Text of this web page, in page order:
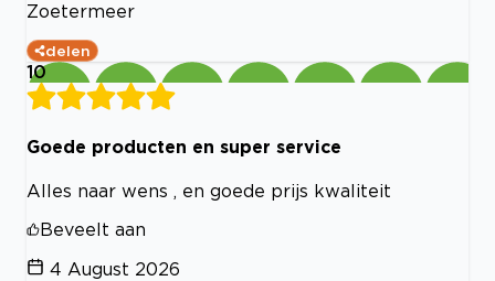
Zoetermeer
delen
10
Goede producten en super service
Alles naar wens , en goede prijs kwaliteit
Beveelt aan
4 August 2026